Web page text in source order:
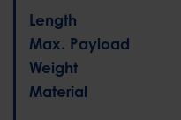
Length
Max. Payload
Weight
Material